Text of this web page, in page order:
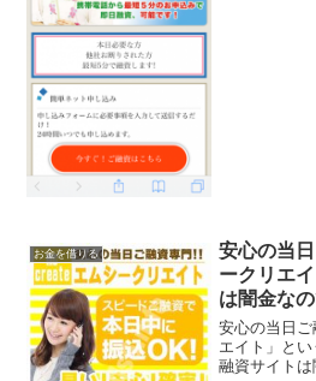
お金を借りる
安心の当
ークリエ
は闇金な
安心の当日ご
エイト」とい
融資サイト